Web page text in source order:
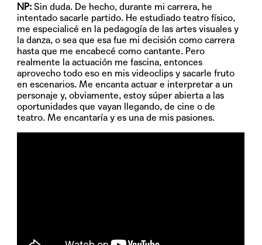
NP: Sin duda. De hecho, durante mi carrera, he
intentado sacarle partido. He estudiado teatro físico,
me especialicé en la pedagogía de las artes visuales y
la danza, o sea que esa fue mi decisión como carrera
hasta que me encabecé como cantante. Pero
realmente la actuación me fascina, entonces
aprovecho todo eso en mis videoclips y sacarle fruto
en escenarios. Me encanta actuar e interpretar a un
personaje y, obviamente, estoy súper abierta a las
oportunidades que vayan llegando, de cine o de
teatro. Me encantaría y es una de mis pasiones.